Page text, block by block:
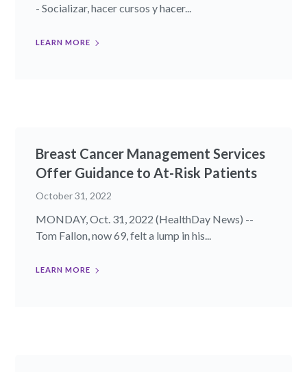
- Socializar, hacer cursos y hacer...
LEARN MORE
Breast Cancer Management Services
Offer Guidance to At-Risk Patients
October 31, 2022
MONDAY, Oct. 31, 2022 (HealthDay News) --
Tom Fallon, now 69, felt a lump in his...
LEARN MORE